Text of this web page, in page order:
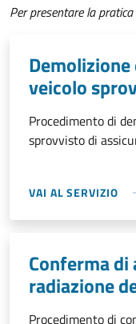
Per presentare la
veicolo
Procedimento di
sprovvisto di
VAI AL SERVIZIO
Conferma
radiazione
Procedimento di